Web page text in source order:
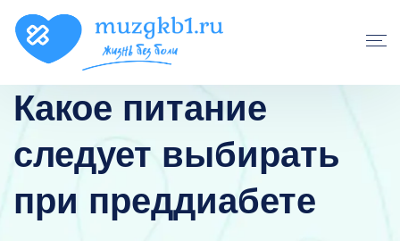
Какое питание
следует выбирать
при преддиабете